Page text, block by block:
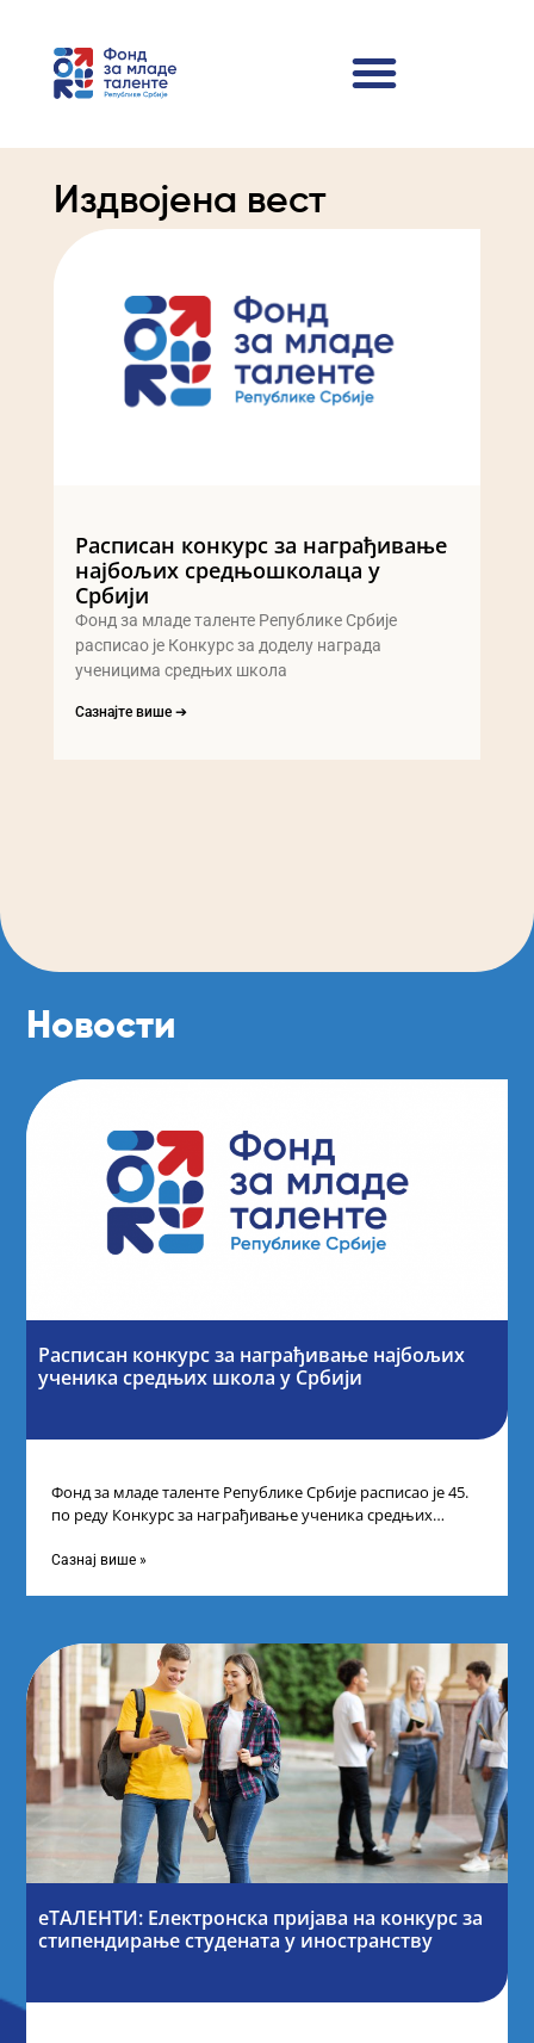
Издвојена вест
Расписан конкурс за награђивање
најбољих средњошколаца у
Србији
Фонд за младе таленте Републике Србије
расписао је Конкурс за доделу награда
ученицима средњих школа
Сазнајте више ➔
Новости
Расписан конкурс за награђивање најбољих
ученика средњих школа у Србији
Фонд за младе таленте Републике Србије расписао је 45.
по реду Конкурс за награђивање ученика средњих
Сазнај више »
еТАЛЕНТИ: Електронска пријава на конкурс за
стипендирање студената у иностранству